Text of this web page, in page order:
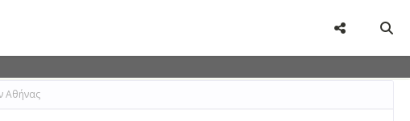
Αθήνας
and user-agent